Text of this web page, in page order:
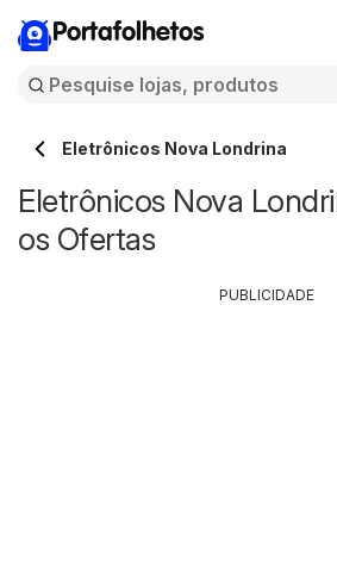
Portafolhetos
Eletrônicos Nova Londrina
Eletrônicos Nova
os Ofertas
PUBLICIDADE